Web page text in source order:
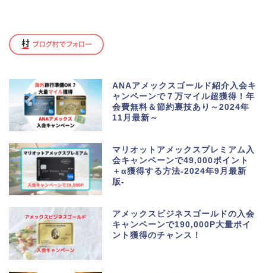
ANAアメックスゴールド紹介入会キ
ャンペーンで７万マイル超獲得！年
会費無料＆節約裏技あり～2024年
11月最新～
マリオットアメックスプレミアム入
会キャンペーンで49,000ポイント
＋α獲得する方法-2024年9月最新
版-
アメックスビジネスゴールドの入会
キャンペーンで190,000P大量ポイ
ント獲得のチャンス！